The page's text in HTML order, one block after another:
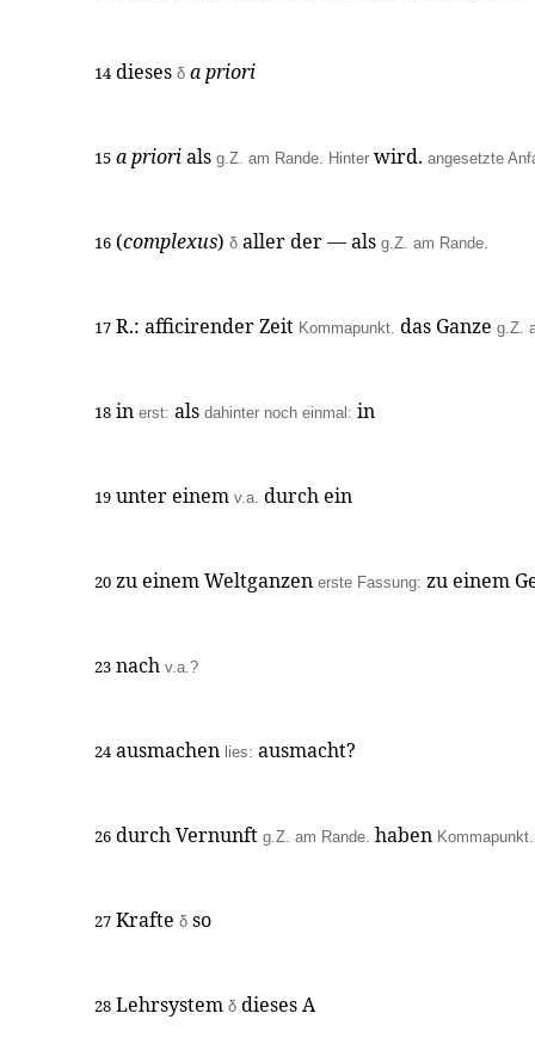
14 dieses δ a priori
15 a priorials g.Z. am Rande. Hinter wird. angesetzte
16 (complexus) δ aller der — als g.Z. am Rande.
17 R.: afficirender Zeit Kommapunkt. das Ganze g.Z.
18 in erst: als dahinter noch einmal: in
19 unter einem v.a. durch ein
20 zu einem Weltganzen erste Fassung: zu einem
23 nach v.a.?
24 ausmachen lies: ausmacht?
26 durch Vernunft g.Z. am Rande. haben Kommapunkt.
27 Krafte δ so
28 Lehrsystem δ dieses A